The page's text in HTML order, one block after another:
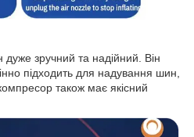
зручний та надійний. Він
підходить для надування шин,
також має якісний